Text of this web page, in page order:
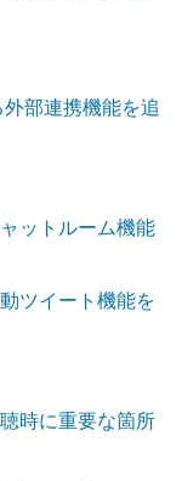
部連携機能を追
ットルーム機能
ツイート機能を
時に重要な箇所